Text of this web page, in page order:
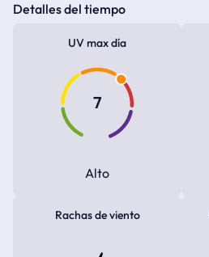
Detalles del tiempo
UV max día
7
Alto
Rachas de viento